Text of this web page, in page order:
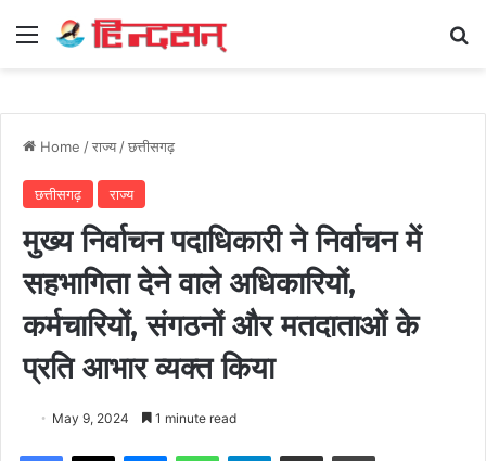
Menu
Home /राज्य /छत्तीसगढ़
छत्तीसगढ़ राज्य
मुख्य निर्वाचन पदाधिकारी ने निर्वाचन में
सहभागिता देने वाले अधिकारियों,
कर्मचारियों, संगठनों और मतदाताओं के
प्रति आभार व्यक्त किया
May 9, 2024 1 minute read
Facebook
X MessengerWhatsAppTelegramShare via Email Print